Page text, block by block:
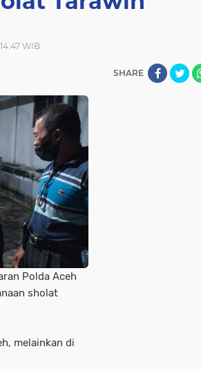
WIB
SHARE
Polda Aceh
sholat
melainkan di